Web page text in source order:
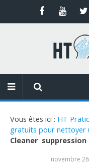
Vous êtes ici : HT
gratuits pour nettoyer
Cleaner suppression
novembre